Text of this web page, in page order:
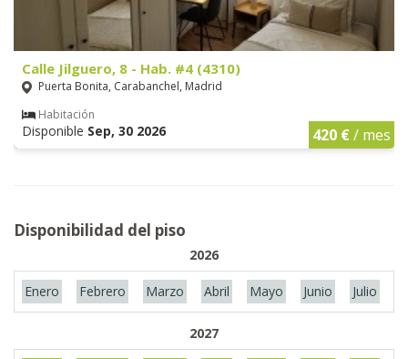
Calle Jilguero, 8 - Hab. #4 (4310)
Puerta Bonita, Carabanchel, Madrid
Habitación
Disponible Sep, 30 2026 420 €/ mes
Disponibilidad del piso
2026
Enero Febrero Marzo Abril Mayo Junio Julio
2027